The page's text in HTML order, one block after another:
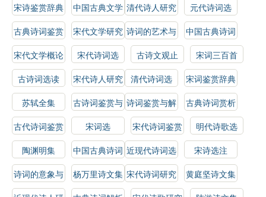
宋诗鉴赏辞典
中国古典文学
作品选
清代诗人研究
元代诗词选
古典诗词鉴赏
指南
宋代文学研究 诗词的艺术与
技巧
中国古典诗词
选读
宋代文学概论 宋代诗词选 古诗文观止
宋词三百首
古诗词选读
宋代诗人研究 清代诗词选
宋词鉴赏辞典
苏轼全集
古诗词鉴赏与
分析
诗词鉴赏与解
析
古典诗词赏析
古代诗词鉴赏
指南
宋词选 宋代诗词鉴赏
明代诗歌选
陶渊明集
中国古典诗词
鉴赏指南
近现代诗词选
宋诗选注
诗词的意象与
情感
杨万里诗文集 宋代诗词研究
黄庭坚诗文集